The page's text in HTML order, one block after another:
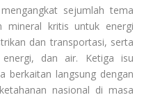
sejumlah tema
mineral kritis untuk energi
dan transportasi, serta
energi, dan air. Ketiga isu
berkaitan langsung dengan
nasional di masa